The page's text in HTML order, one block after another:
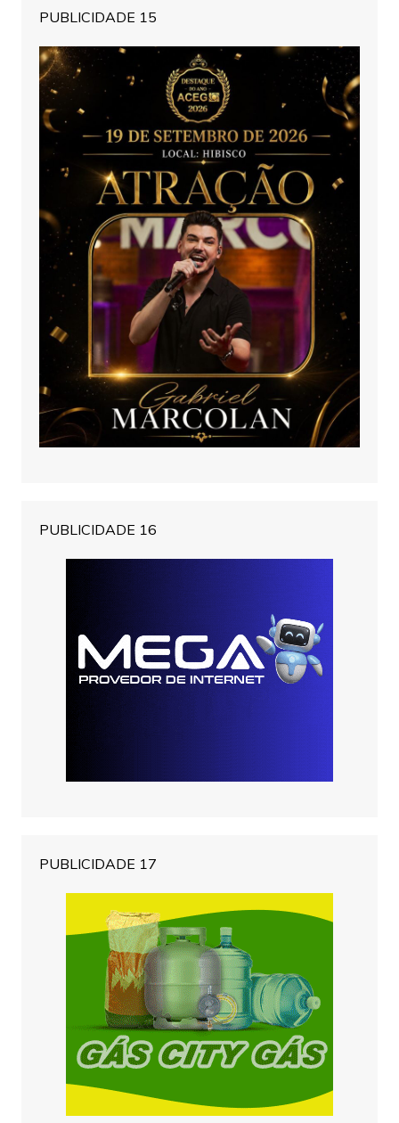
PUBLICIDADE 15
PUBLICIDADE 16
PUBLICIDADE 17